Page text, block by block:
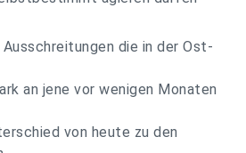
die in der Ost-
an jene vor wenigen Monaten
von heute zu den